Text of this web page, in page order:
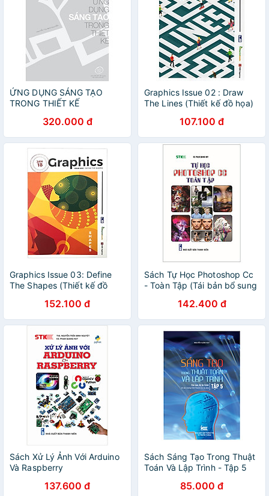
ỨNG DỤNG SÁNG TẠO
TRONG THIẾT KẾ
320.000 đ
Graphics Issue 02 : Draw
The Lines (Thiết kế đồ họa)
107.100 đ
Graphics Issue 03: Define
The Shapes (Thiết kế đồ
152.100 đ
Sách Tự Học Photoshop Cc
- Toàn Tập (Tái bản bổ sung
142.400 đ
Sách Xử Lý Ảnh Với Arduino
Và Raspberry
137.600 đ
Sách Sáng Tạo Trong Thuật
Toán Và Lập Trình - Tập 5
85.000 đ